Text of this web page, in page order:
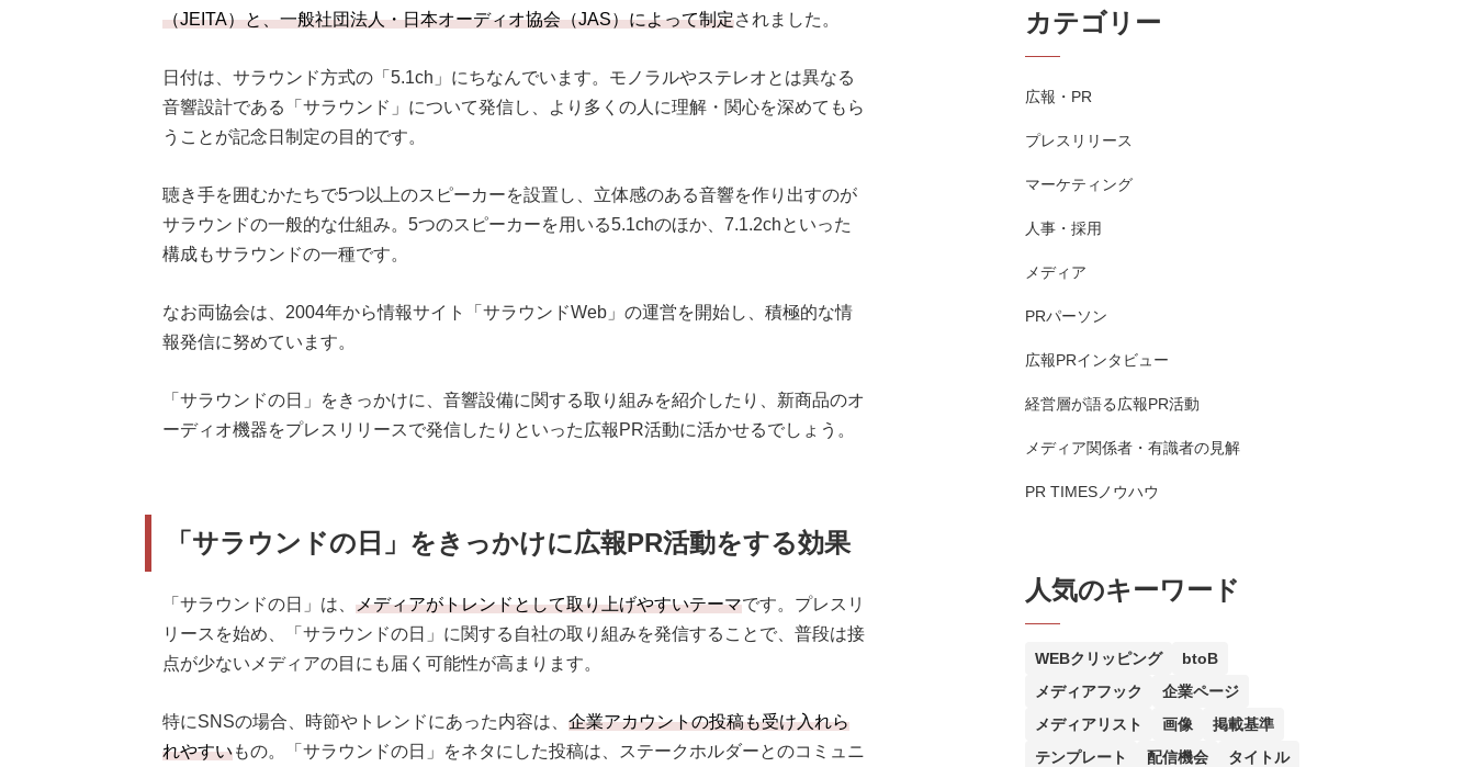
（JEITA）と、一般社団法人・日本オーディオ協会（JAS）によって制定されました。
日付は、サラウンド方式の「5.1ch」にちなんでいます。モノラルやステレオとは異なる
音響設計である「サラウンド」について発信し、より多くの人に理解・関心を深めてもら
うことが記念日制定の目的です。
聴き手を囲むかたちで5つ以上のスピーカーを設置し、立体感のある音響を作り出すのが
サラウンドの一般的な仕組み。5つのスピーカーを用いる5.1chのほか、7.1.2chといった
構成もサラウンドの一種です。
なお両協会は、2004年から情報サイト「サラウンドWeb」の運営を開始し、積極的な情
報発信に努めています。
「サラウンドの日」をきっかけに、音響設備に関する取り組みを紹介したり、新商品のオ
ーディオ機器をプレスリリースで発信したりといった広報PR活動に活かせるでしょう。
「サラウンドの日」をきっかけに広報PR活動をする効果
「サラウンドの日」は、 メディアがトレンドとして取り上げやすいテーマです。プレスリ
リースを始め、「サラウンドの日」に関する自社の取り組みを発信することで、普段は接
点が少ないメディアの目にも届く可能性が高まります。
特にSNSの場合、時節やトレンドにあった内容は、 企業アカウントの投稿も受け入れら
れやすいもの。「サラウンドの日」をネタにした投稿は、ステークホルダーとのコミュニ
カテゴリー
広報・PR
プレスリリース
マーケティング
人事・採用
メディア
PRパーソン
広報PRインタビュー
経営層が語る広報PR活動
メディア関係者・有識者の見解
PR TIMESノウハウ
人気のキーワード
WEBクリッピング
btoB
メディアフック
企業ページ
メディアリスト
画像
掲載基準
テンプレート
配信機会 タイトル